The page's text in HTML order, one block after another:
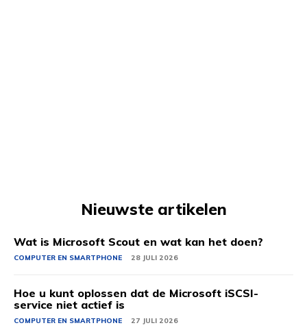
Nieuwste artikelen
Wat is Microsoft Scout en wat kan het doen?
COMPUTER EN SMARTPHONE 28 JULI 2026
Hoe u kunt oplossen dat de Microsoft iSCSI-
service niet actief is
COMPUTER EN SMARTPHONE 27 JULI 2026